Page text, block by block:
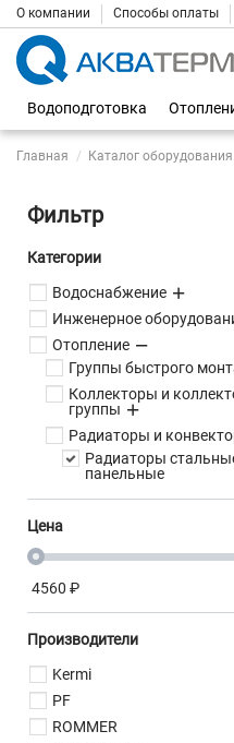
О компании Способы оплаты
Водоподготовка
Главная Каталог
Фильтр
Категории
Водоснабжение
Инженерное
Отопление
Группы быстрого
Коллекторы и
группы
Радиаторы и
Радиаторы
панельные
Цена
4560 ₽
Производители
Kermi
PF
ROMMER